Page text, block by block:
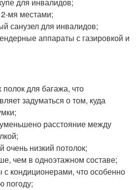
для инвалидов;
мя местами;
санузел для инвалидов;
аппараты с газировкой и
для багажа, что
задуматься о том, куда
расстояние между
очень низкий потолок;
чем в одноэтажном составе;
кондиционерами, что особенно
погоду;